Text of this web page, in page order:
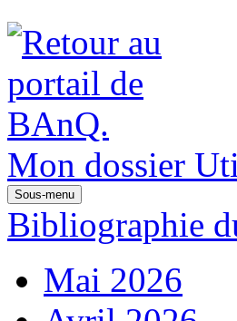
Mon dossier
Sous-menu
Bibliographie
Mai 2026